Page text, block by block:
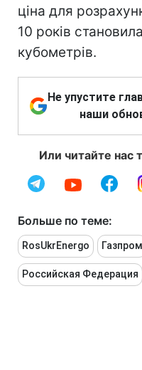
ціна для
10 років
кубометрів.
Не упустите
наши
Или читайте нас
Больше по теме:
RosUkrEnergo Газпром
Российская Федерация